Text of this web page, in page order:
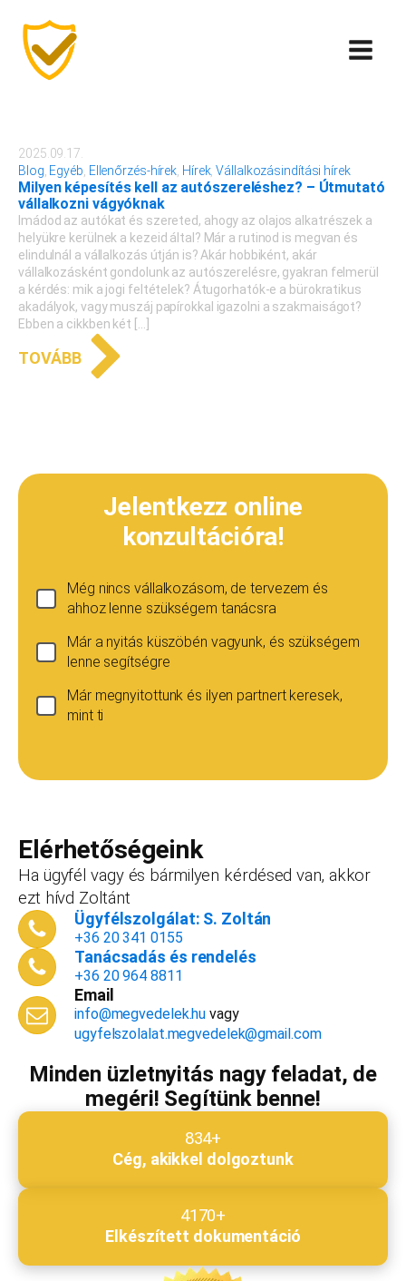
2025.09.17.
Blog Egyéb Ellenőrzés-hírek Hírek,Vállalkozásindítási hírek
Milyen képesítés kell az autószereléshez? – Útmutató
vállalkozni vágyóknak
Imádod az autókat és szereted, ahogy az olajos alkatrészek a
helyükre kerülnek a kezeid által? Már a rutinod is megvan és
elindulnál a vállalkozás útján is? Akár hobbiként, akár
vállalkozásként gondolunk az autószerelésre, gyakran felmerül
a kérdés: mik a jogi feltételek? Átugorhatók-e a bürokratikus
akadályok, vagy muszáj papírokkal igazolni a szakmaiságot?
Ebben a cikkben két […]
TOVÁBB
Jelentkezz online
konzultációra!
Még nincs vállalkozásom, de tervezem és
ahhoz lenne szükségem tanácsra
Már a nyitás küszöbén vagyunk, és szükségem
lenne segítségre
Már megnyitottunk és ilyen partnert keresek,
mint ti
vállalkozást, ezt az összeget le tudjuk vonni a
dokumentációk, engedélyek árából így végül
is, ha nyitsz valamit, a konzultáció díjmentes.
Telefonszám
Email cím*
Megjegyzés*
Elérhetőségeink
Ha ügyfél vagy és bármilyen kérdésed van, akkor
ezt hívd Zoltánt
Ügyfélszolgálat: S. Zoltán
+36 20 341 0155
Tanácsadás és rendelés
+36 20 964 8811
Email
info@megvedelek.hu vagy
ugyfelszolalat.megvedelek@gmail.com
Minden üzletnyitás nagy feladat, de
megéri! Segítünk benne!
834+
Cég, akikkel dolgoztunk
4170+
Elkészített dokumentáció